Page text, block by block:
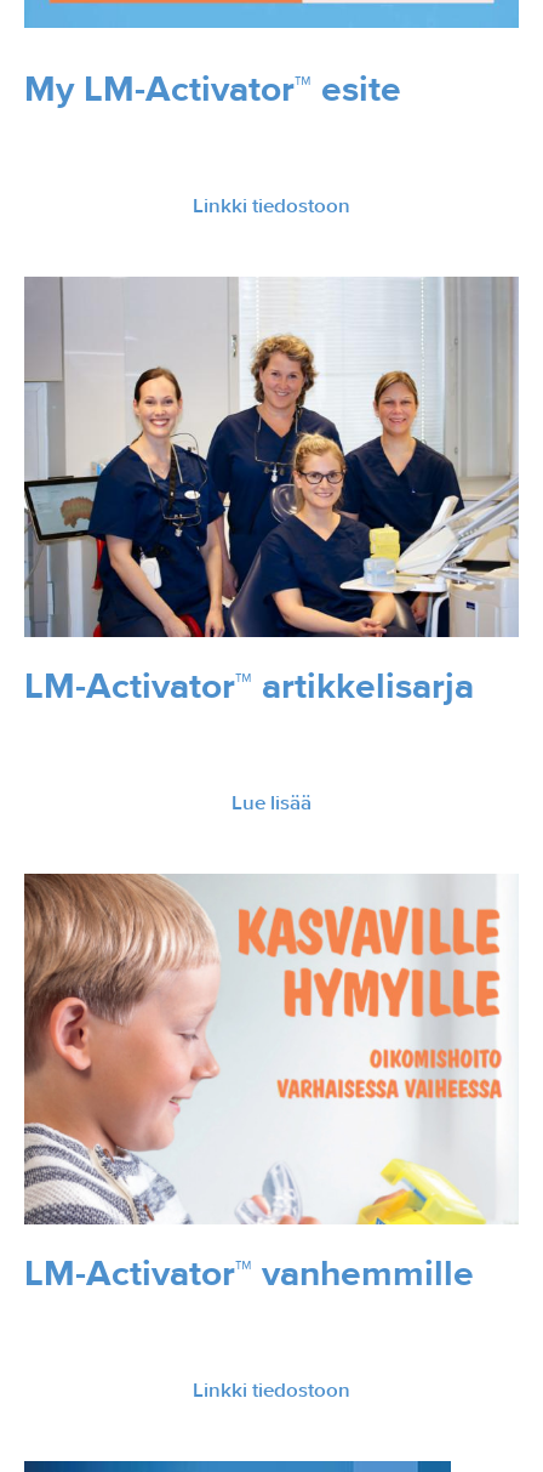
My LM-Activator™ esite
Linkki tiedostoon
LM-Activator™ artikkelisarja
Lue lisää
LM-Activator™ vanhemmille
Linkki tiedostoon